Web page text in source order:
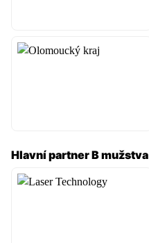
Hlavní partner B mužstva